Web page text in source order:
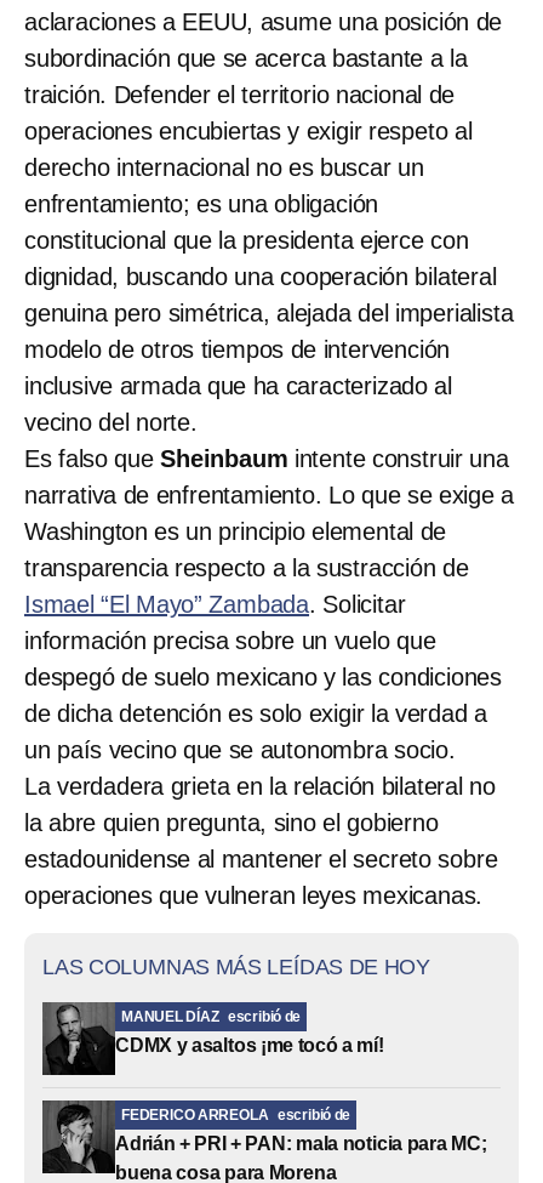
aclaraciones a EEUU, asume una posición de
subordinación que se acerca bastante a la
traición. Defender el territorio nacional de
operaciones encubiertas y exigir respeto al
derecho internacional no es buscar un
enfrentamiento; es una obligación
constitucional que la presidenta ejerce con
dignidad, buscando una cooperación bilateral
genuina pero simétrica, alejada del imperialista
modelo de otros tiempos de intervención
inclusive armada que ha caracterizado al
vecino del norte.
Es falso queSheinbaum intente construir una
narrativa de enfrentamiento. Lo que se exige a
Washington es un principio elemental de
transparencia respecto a la sustracción de
Ismael “El Mayo” Zambada. Solicitar
información precisa sobre un vuelo que
despegó de suelo mexicano y las condiciones
de dicha detención es solo exigir la verdad a
un país vecino que se autonombra socio.
La verdadera grieta en la relación bilateral no
la abre quien pregunta, sino el gobierno
estadounidense al mantener el secreto sobre
operaciones que vulneran leyes mexicanas.
LAS COLUMNAS MÁS LEÍDAS DE HOY
MANUEL DÍAZ escribió de
CDMX y asaltos ¡me tocó a mí!
FEDERICO ARREOLA escribió de
Adrián + PRI + PAN: mala noticia para MC;
buena cosa para Morena